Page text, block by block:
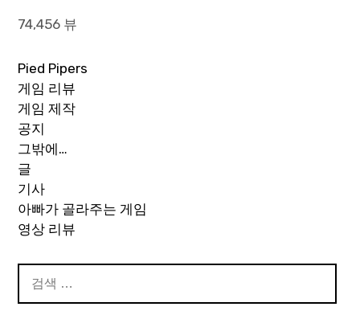
74,456 뷰
Pied Pipers
게임 리뷰
게임 제작
공지
그밖에…
글
기사
아빠가 골라주는 게임
영상 리뷰
색: